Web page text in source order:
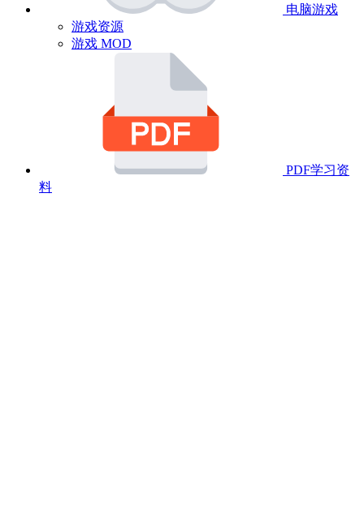
电脑游戏
游戏资源
游戏 MOD
PDF学习资
料